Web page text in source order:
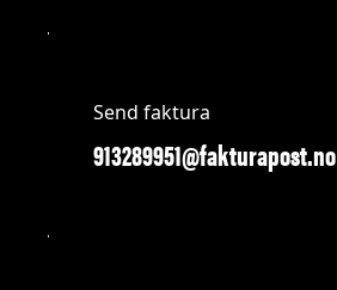
Send faktura
913289951@fakturapost.no